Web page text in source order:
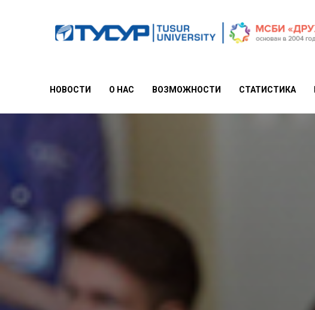
НОВОСТИ О НАС ВОЗМОЖНОСТИ СТАТИСТИКА